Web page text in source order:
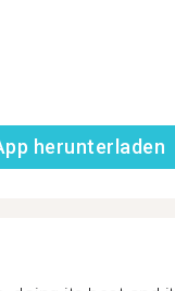
herunterladen